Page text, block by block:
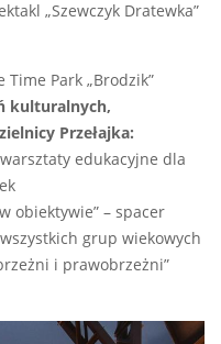
„Szewczyk Dratewka”
Time Park „Brodzik”
kulturalnych,
Przełajka:
edukacyjne dla
obiektywie” – spacer
grup wiekowych
i prawobrzeżni”